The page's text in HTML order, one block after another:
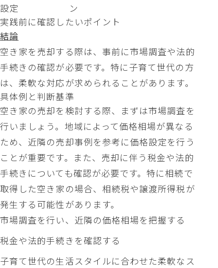
設定
ン
実践前に確認したいポイント
結論
空き家を売却する際は、事前に市場調査や法的
手続きの確認が必要です。特に子育て世代の方
は、柔軟な対応が求められることがあります。
具体例と判断基準
空き家の売却を検討する際、まずは市場調査を
行いましょう。地域によって価格相場が異なる
ため、近隣の売却事例を参考に価格設定を行う
ことが重要です。また、売却に伴う税金や法的
手続きについても確認が必要です。特に相続で
取得した空き家の場合、相続税や譲渡所得税が
発生する可能性があります。
市場調査を行い、近隣の価格相場を把握する
税金や法的手続きを確認する
子育て世代の生活スタイルに合わせた柔軟なス